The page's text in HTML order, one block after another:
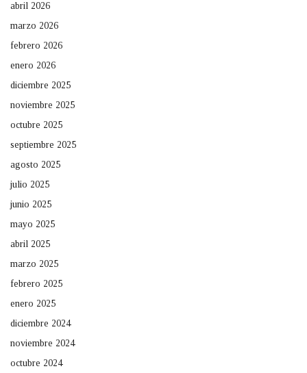
abril 2026
marzo 2026
febrero 2026
enero 2026
diciembre 2025
noviembre 2025
octubre 2025
septiembre 2025
agosto 2025
julio 2025
junio 2025
mayo 2025
abril 2025
marzo 2025
febrero 2025
enero 2025
diciembre 2024
noviembre 2024
octubre 2024